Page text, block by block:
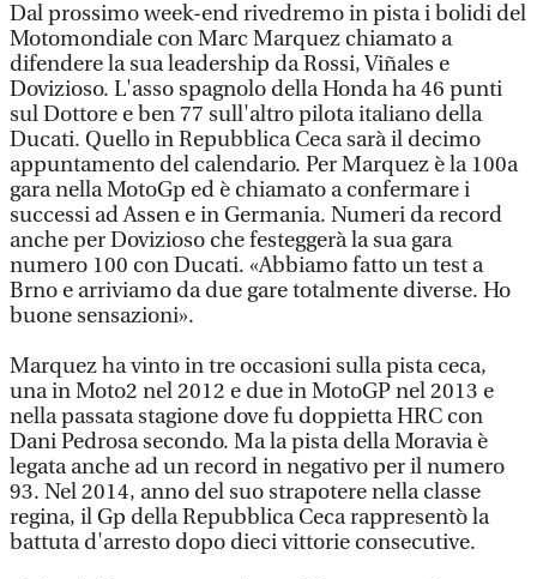
Dal prossimo week-end rivedremo in pista i bolidi del
Motomondiale con Marc Marquez chiamato a
difendere la sua leadership da Rossi, Viñales e
Dovizioso. L'asso spagnolo della Honda ha 46 punti
sul Dottore e ben 77 sull'altro pilota italiano della
Ducati. Quello in Repubblica Ceca sarà il decimo
appuntamento del calendario. Per Marquez è la 100a
gara nella MotoGp ed è chiamato a confermare i
successi ad Assen e in Germania. Numeri da record
anche per Dovizioso che festeggerà la sua gara
numero 100 con Ducati. «Abbiamo fatto un test a
Brno e arriviamo da due gare totalmente diverse. Ho
buone sensazioni».
Marquez ha vinto in tre occasioni sulla pista ceca,
una in Moto2 nel 2012 e due in MotoGP nel 2013 e
nella passata stagione dove fu doppietta HRC con
Dani Pedrosa secondo. Ma la pista della Moravia è
legata anche ad un record in negativo per il numero
93. Nel 2014, anno del suo strapotere nella classe
regina, il Gp della Repubblica Ceca rappresentò la
battuta d'arresto dopo dieci vittorie consecutive.